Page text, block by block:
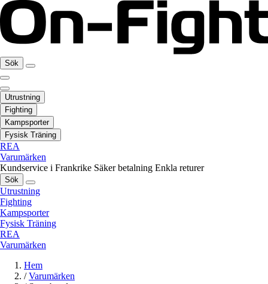
Sök
Utrustning
Fighting
Kampsporter
Fysisk Träning
REA
Varumärken
Kundservice i Frankrike Säker betalning Enkla returer
Sök
Utrustning
Fighting
Kampsporter
Fysisk Träning
REA
Varumärken
Hem
/ Varumärken